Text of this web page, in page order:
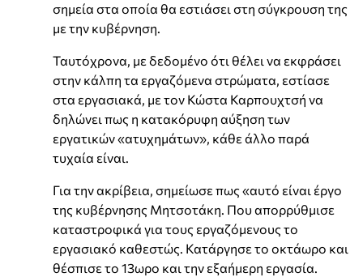
σημεία στα οποία θα εστιάσει στη σύγκρουση της
με την κυβέρνηση.
Ταυτόχρονα, με δεδομένο ότι θέλει να εκφράσει
στην κάλπη τα εργαζόμενα στρώματα, εστίασε
στα εργασιακά, με τον Κώστα Καρπουχτσή να
δηλώνει πως η κατακόρυφη αύξηση των
εργατικών «ατυχημάτων», κάθε άλλο παρά
τυχαία είναι.
Για την ακρίβεια, σημείωσε πως «αυτό είναι έργο
της κυβέρνησης Μητσοτάκη. Που απορρύθμισε
καταστροφικά για τους εργαζόμενους το
εργασιακό καθεστώς. Κατάργησε το οκτάωρο και
θέσπισε το 13ωρο και την εξαήμερη εργασία.